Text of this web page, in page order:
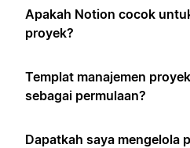
Apakah Notion cocok
proyek?
Templat manajemen
sebagai permulaan?
Dapatkah saya mengelola